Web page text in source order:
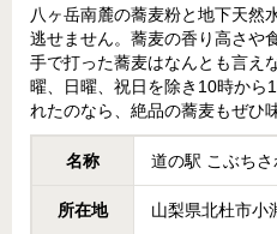
八ヶ岳南麓の蕎麦粉と地下天然
逃せません。蕎麦の香り高さや
手で打った蕎麦はなんとも言え
曜、日曜、祝日を除き10時から
れたのなら、絶品の蕎麦もぜひ
名称 道の駅 こぶちさ
所在地 山梨県北杜市小